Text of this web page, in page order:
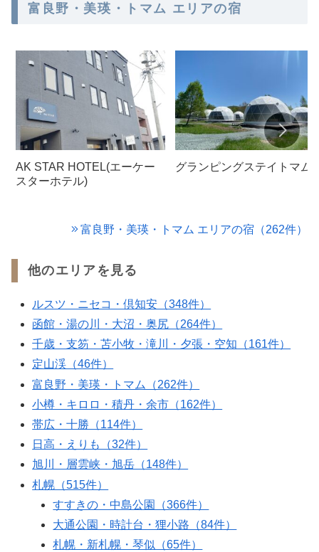
富良野・美瑛・トマム エリアの宿
AK STAR HOTEL(エーケー
スターホテル)
グランピングステイトマム
富良野・美瑛・トマム エリアの宿（262件）
他のエリアを見る
ルスツ・ニセコ・倶知安（348件）
函館・湯の川・大沼・奥尻（264件）
千歳・支笏・苫小牧・滝川・夕張・空知（161件）
定山渓（46件）
富良野・美瑛・トマム（262件）
小樽・キロロ・積丹・余市（162件）
帯広・十勝（114件）
日高・えりも（32件）
旭川・層雲峡・旭岳（148件）
札幌（515件）
すすきの・中島公園（366件）
大通公園・時計台・狸小路（84件）
札幌・新札幌・琴似（65件）